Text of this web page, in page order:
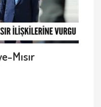
Mısır